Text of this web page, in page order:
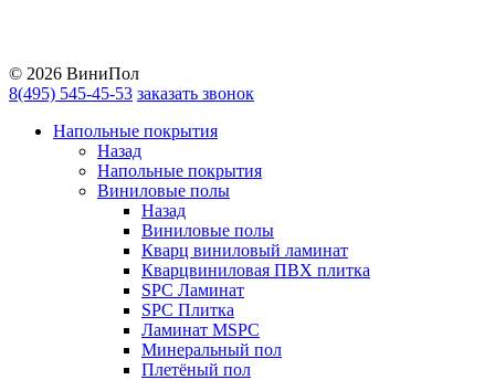
© 2026 ВиниПол
8(495) 545-45-53 заказать звонок
Напольные покрытия
Назад
Напольные покрытия
Виниловые полы
Назад
Виниловые полы
Кварц виниловый ламинат
Кварцвиниловая ПВХ плитка
SPC Ламинат
SPC Плитка
Ламинат MSPC
Минеральный пол
Плетёный пол